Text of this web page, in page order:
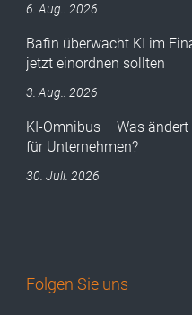
6. Aug.. 2026
Bafin überwacht KI im
jetzt einordnen sollten
3. Aug.. 2026
KI-Omnibus – Was
für Unternehmen?
30. Juli. 2026
Folgen Sie uns